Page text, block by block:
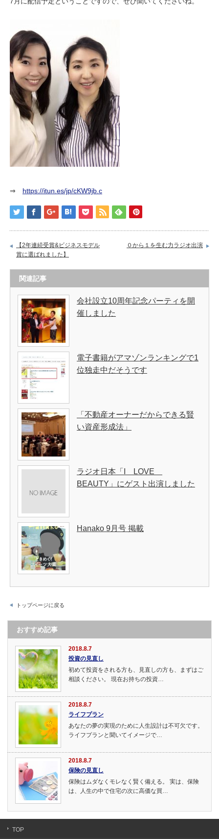
⇒ https://itun.es/jp/cKW9jb.c
【2年連続受賞&ビジネスモデル
賞に選ばれました】
０から１を生む力ラジオ出演
関連記事
会社設立10周年記念パーティを開
催しました
電子書籍がアマゾンランキングで1
位独走中だそうです
「不動産オーナーだからできる賢
い資産形成法」
ラジオ日本「I LOVE
BEAUTY」にゲスト出演しました
Hanako 9月号 掲載
トップページに戻る
おすすめ記事
2018.8.7
投資の見直し
初めて投資をされる方も、見直しの方も、まずはご
相談ください。 現在お持ちの投資…
2018.8.7
ライフプラン
あなたの夢の実現のために人生設計は不可欠です。
ライフプランと聞いてイメージで…
2018.8.7
保険の見直し
保険はムダなくモレなく賢く備える。 実は、保険
は、人生の中で住宅の次に高価な買…
TOP